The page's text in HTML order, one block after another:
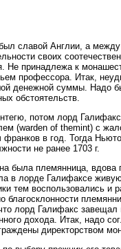
славой Англии, а между
своих
Не принадлежа к
профессора. Итак,
денежной суммы. Надо
обстоятельств.
потом лорд
(warden of themint) с
франков в год. Тогда
не ранее 1703 г.
была племянница, вдова
в лорде Галифаксе
тем воспользовались и
благосклонности
лорд Галифакс
дохода. Итак, надо
директорством